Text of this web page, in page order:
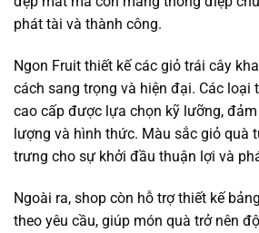
phát tài và thành công.
Ngon Fruit thiết kế các giỏ trái cây
cách sang trọng và hiện đại. Các loại
cao cấp được lựa chọn kỹ lưỡng,
lượng và hình thức. Màu sắc giỏ quà
trưng cho sự khởi đầu thuận lợi và
Ngoài ra, shop còn hỗ trợ thiết kế
theo yêu cầu, giúp món quà trở nên